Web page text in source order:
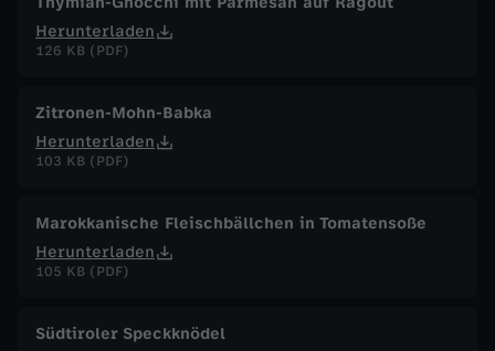
Herunterladen
126 KB (PDF)
Zitronen-Mohn-Babka
Herunterladen
103 KB (PDF)
Marokkanische Fleischbällchen in Tomatensoße
Herunterladen
105 KB (PDF)
Südtiroler Speckknödel